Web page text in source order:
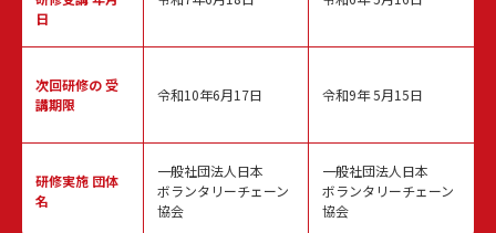
日
次回研修の受
講期限
研修実施 団体
名
令和10年6月17日
一般社団法人日本
ボランタリーチェーン
協会
令和9年 5月15日
一般社団法人日本
ボランタリーチェーン
協会